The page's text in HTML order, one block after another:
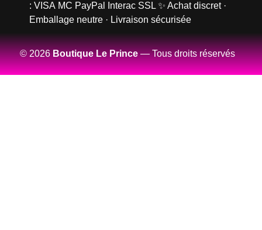
: VISA MC PayPal Interac SSL ✨ Achat discret ·
Emballage neutre · Livraison sécurisée
© 2026Boutique Le Prince— Tous droits réservés